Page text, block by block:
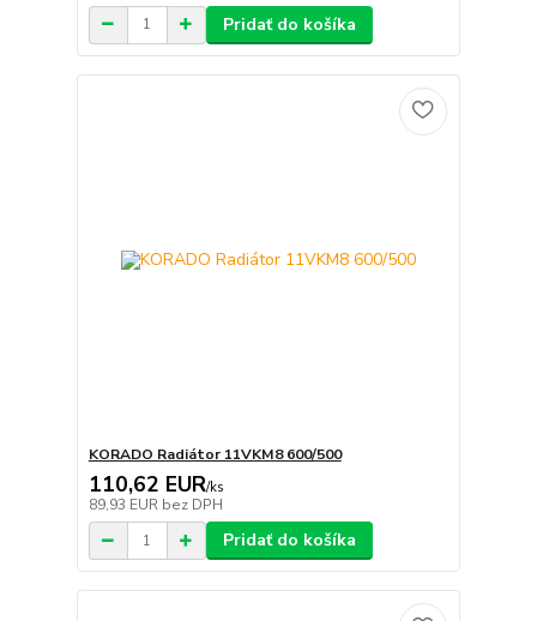
Pridať do košíka
KORADO Radiátor 11VKM8 600/500
110,62 EUR/ks
89,93 EUR bez DPH
Pridať do košíka